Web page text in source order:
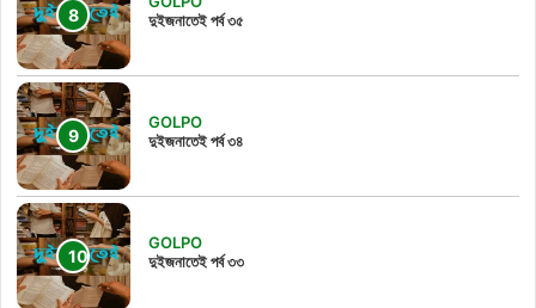
দুইজনাতেই পর্ব ৩৫
GOLPO
দুইজনাতেই পর্ব ৩৪
GOLPO
দুইজনাতেই পর্ব ৩৩